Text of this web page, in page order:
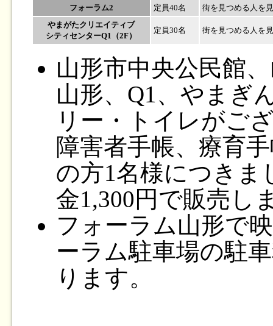
フォーラム2
定員40名
街を見つめる人を
やまがたクリエイティブ
シティセンターQ1（2F）
定員30名 街を見つめる人を
山形市中央公民館
山形、Q1、やまぎ
リー・トイレがご
障害者手帳、療育
の方1名様につきま
金1,300円で販売し
フォーラム山形で
ーラム駐車場の駐
ります。